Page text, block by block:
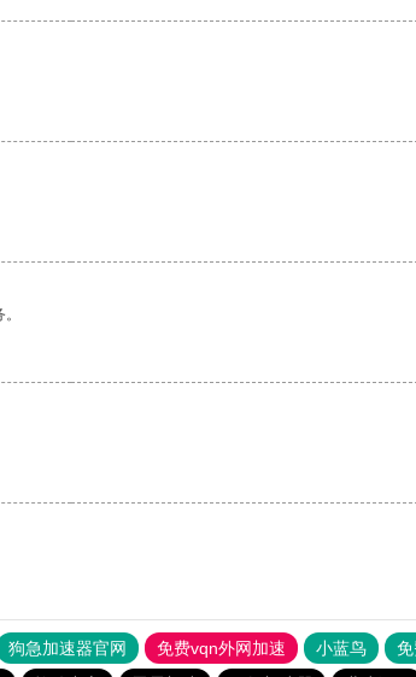
狗急加速器官网 免费vqn外网加速 小蓝鸟